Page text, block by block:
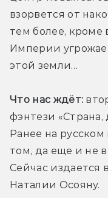
взорвется от
тем более, кроме
Империи
этой земли…
Что нас ждёт:
фэнтези «Страна,
Ранее на
том, да еще и не
Сейчас издается
Наталии Осояну.